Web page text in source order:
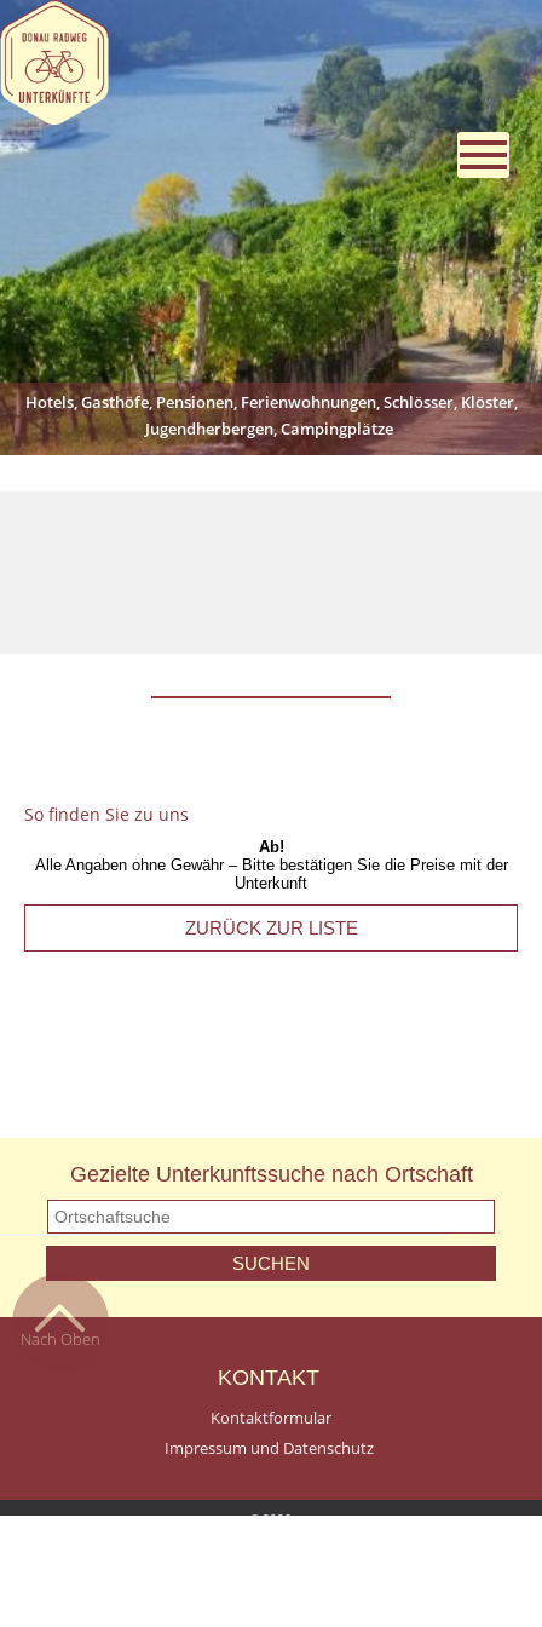
Hotels, Gasthöfe, Pensionen, Ferienwohnungen, Schlösser, Klöster,
Jugendherbergen, Campingplätze
So finden Sie zu uns
Ab!
Alle Angaben ohne Gewähr – Bitte bestätigen Sie die Preise mit der
Unterkunft
ZURÜCK ZUR LISTE
Gezielte Unterkunftssuche nach Ortschaft
KONTAKT
Kontaktformular
Impressum und Datenschutz
Nach Oben
© 2026